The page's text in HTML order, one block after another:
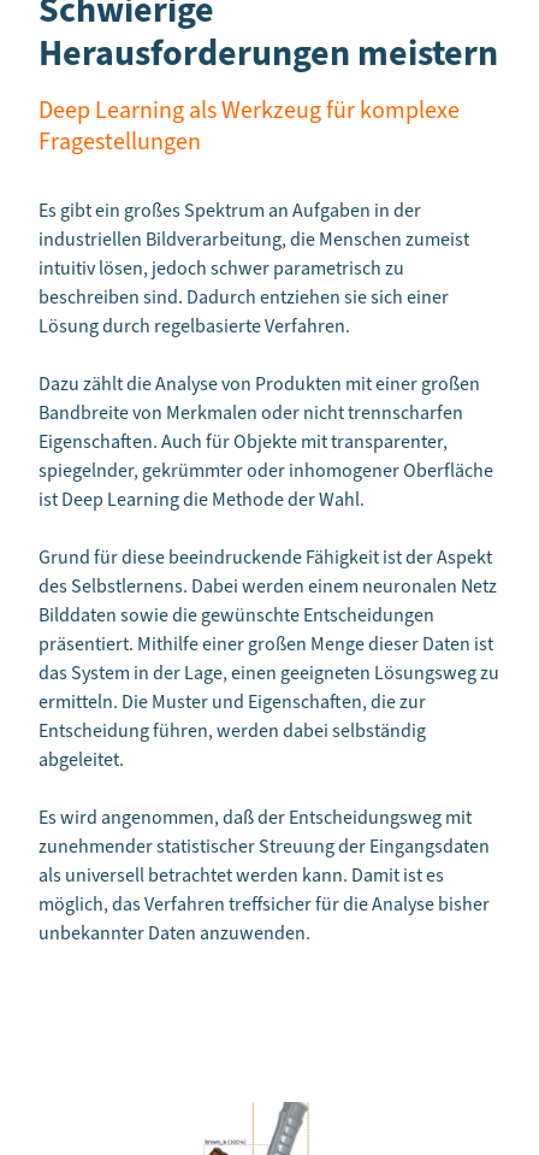
Schwierige
Herausforderungen meistern
Deep Learning als Werkzeug für komplexe
Fragestellungen
Es gibt ein großes Spektrum an Aufgaben in der
industriellen Bildverarbeitung, die Menschen zumeist
intuitiv lösen, jedoch schwer parametrisch zu
beschreiben sind. Dadurch entziehen sie sich einer
Lösung durch regelbasierte Verfahren.
Dazu zählt die Analyse von Produkten mit einer großen
Bandbreite von Merkmalen oder nicht trennscharfen
Eigenschaften. Auch für Objekte mit transparenter,
spiegelnder, gekrümmter oder inhomogener Oberfläche
ist Deep Learning die Methode der Wahl.
Grund für diese beeindruckende Fähigkeit ist der Aspekt
des Selbstlernens. Dabei werden einem neuronalen Netz
Bilddaten sowie die gewünschte Entscheidungen
präsentiert. Mithilfe einer großen Menge dieser Daten ist
das System in der Lage, einen geeigneten Lösungsweg zu
ermitteln. Die Muster und Eigenschaften, die zur
Entscheidung führen, werden dabei selbständig
abgeleitet.
Es wird angenommen, daß der Entscheidungsweg mit
zunehmender statistischer Streuung der Eingangsdaten
als universell betrachtet werden kann. Damit ist es
möglich, das Verfahren treffsicher für die Analyse bisher
unbekannter Daten anzuwenden.